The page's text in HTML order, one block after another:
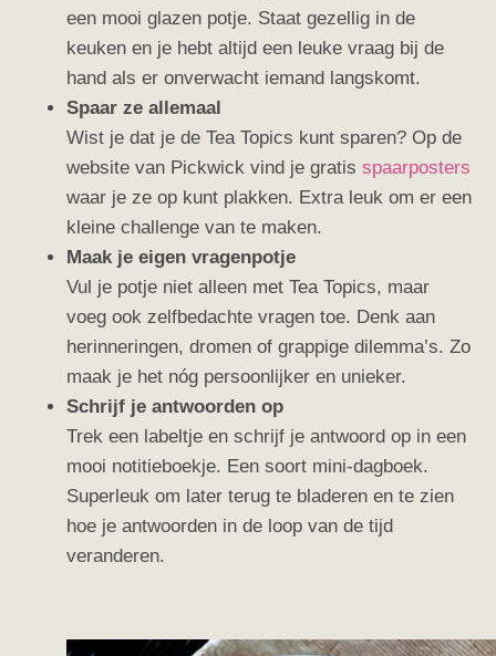
een mooi glazen potje. Staat gezellig in de
keuken en je hebt altijd een leuke vraag bij de
hand als er onverwacht iemand langskomt.
Spaar ze allemaal
Wist je dat je de Tea Topics kunt sparen? Op de
website van Pickwick vind je gratis spaarposters
waar je ze op kunt plakken. Extra leuk om er een
kleine challenge van te maken.
Maak je eigen vragenpotje
Vul je potje niet alleen met Tea Topics, maar
voeg ook zelfbedachte vragen toe. Denk aan
herinneringen, dromen of grappige dilemma’s. Zo
maak je het nóg persoonlijker en unieker.
Schrijf je antwoorden op
Trek een labeltje en schrijf je antwoord op in een
mooi notitieboekje. Een soort mini-dagboek.
Superleuk om later terug te bladeren en te zien
hoe je antwoorden in de loop van de tijd
veranderen.